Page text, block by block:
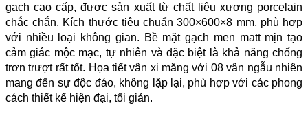
gạch cao cấp, được sản xuất từ chất liệu xương porcelain
chắc chắn. Kích thước tiêu chuẩn 300×600×8 mm, phù hợp
với nhiều loại không gian. Bề mặt gạch men matt mịn tạo
cảm giác mộc mạc, tự nhiên và đặc biệt là khả năng chống
trơn trượt rất tốt. Họa tiết vân xi măng với 08 vân ngẫu nhiên
mang đến sự độc đáo, không lặp lại, phù hợp với các phong
cách thiết kế hiện đại, tối giản.